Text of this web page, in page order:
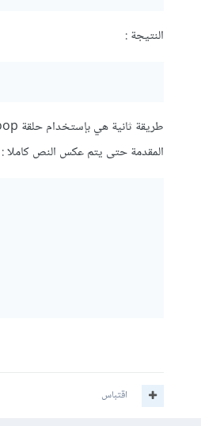
النتيجة :
المقدمة حتى يتم عكس النص كاملا :
اقتباس